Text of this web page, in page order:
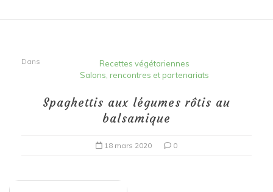
Dans
Recettes végétariennes
Salons, rencontres et partenariats
Spaghettis aux légumes rôtis au
balsamique
18 mars 2020 0